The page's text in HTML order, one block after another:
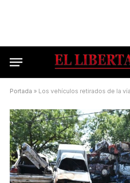
Portada » Los vehículos retirados de la vía pública